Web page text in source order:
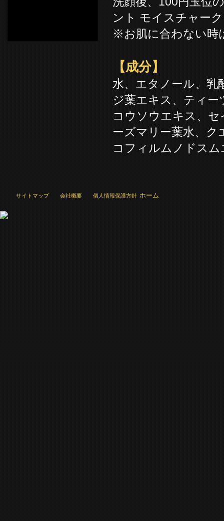
ント モイスチャー
※お肌に合わない時
【成分】
水、エタノール、乳
ジ葉エキス、ティ
コウソウエキス、
ーズマリー葉水、ク
コフィルムノドス
ホーム
サイトマップ 会社概要 個人情報保護方針